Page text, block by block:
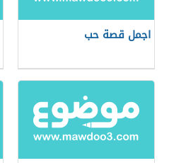
اجمل قصة حب